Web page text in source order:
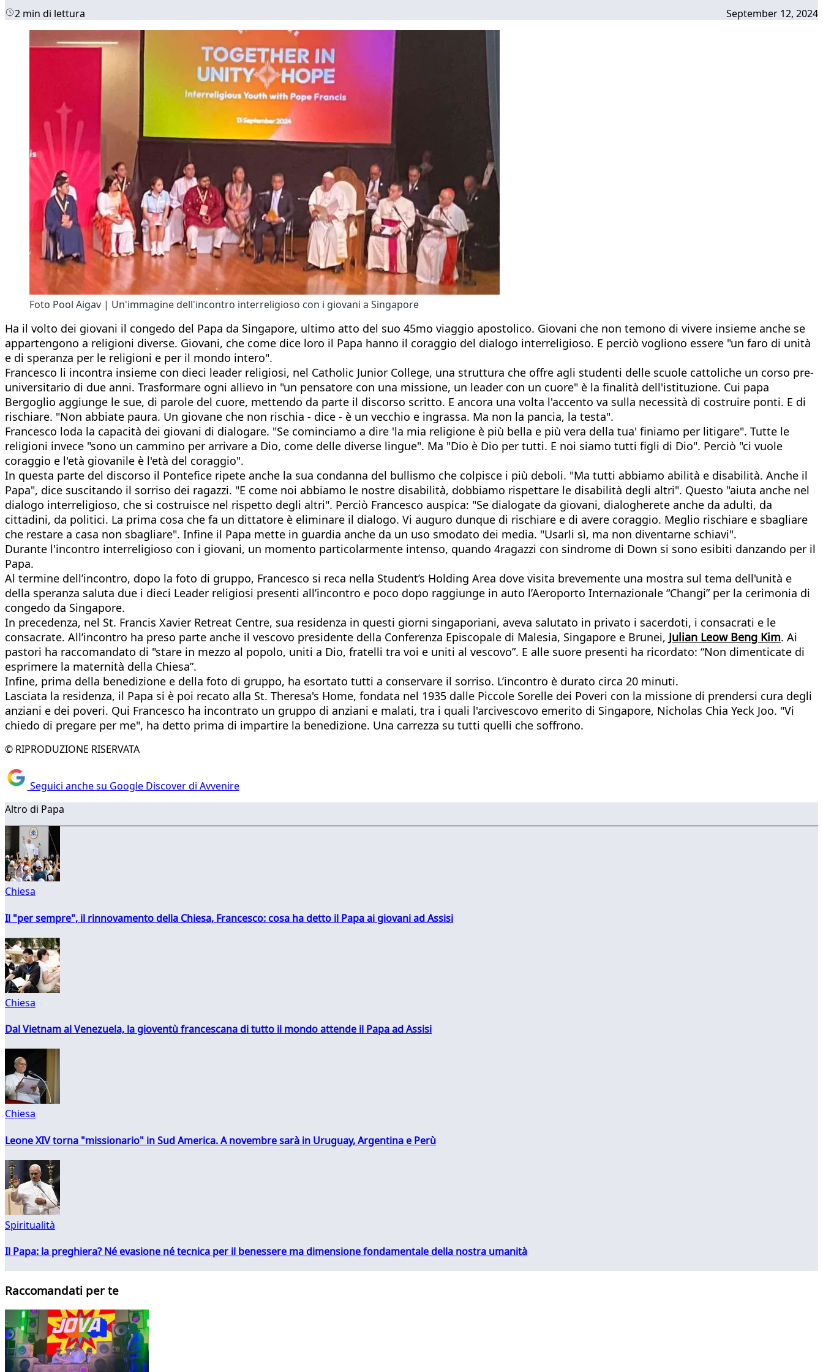
2 min di lettura September 12, 2024
Foto Pool Aigav | Un'immagine dell'incontro interreligioso con i giovani a Singapore
Ha il volto dei giovani il congedo del Papa da Singapore, ultimo atto del suo 45mo viaggio apostolico. Giovani che non temono di vivere insieme anche se
appartengono a religioni diverse. Giovani, che come dice loro il Papa hanno il coraggio del dialogo interreligioso. E perciò vogliono essere "un faro di unità
e di speranza per le religioni e per il mondo intero".
Francesco li incontra insieme con dieci leader religiosi, nel Catholic Junior College, una struttura che offre agli studenti delle scuole cattoliche un corso pre-
universitario di due anni. Trasformare ogni allievo in "un pensatore con una missione, un leader con un cuore" è la finalità dell'istituzione. Cui papa
Bergoglio aggiunge le sue, di parole del cuore, mettendo da parte il discorso scritto. E ancora una volta l'accento va sulla necessità di costruire ponti. E di
rischiare. "Non abbiate paura. Un giovane che non rischia - dice - è un vecchio e ingrassa. Ma non la pancia, la testa".
Francesco loda la capacità dei giovani di dialogare. "Se cominciamo a dire 'la mia religione è più bella e più vera della tua' finiamo per litigare". Tutte le
religioni invece "sono un cammino per arrivare a Dio, come delle diverse lingue". Ma "Dio è Dio per tutti. E noi siamo tutti figli di Dio". Perciò "ci vuole
coraggio e l'età giovanile è l'età del coraggio".
In questa parte del discorso il Pontefice ripete anche la sua condanna del bullismo che colpisce i più deboli. "Ma tutti abbiamo abilità e disabilità. Anche il
Papa", dice suscitando il sorriso dei ragazzi. "E come noi abbiamo le nostre disabilità, dobbiamo rispettare le disabilità degli altri". Questo "aiuta anche nel
dialogo interreligioso, che si costruisce nel rispetto degli altri". Perciò Francesco auspica: "Se dialogate da giovani, dialogherete anche da adulti, da
cittadini, da politici. La prima cosa che fa un dittatore è eliminare il dialogo. Vi auguro dunque di rischiare e di avere coraggio. Meglio rischiare e sbagliare
che restare a casa non sbagliare". Infine il Papa mette in guardia anche da un uso smodato dei media. "Usarli sì, ma non diventarne schiavi".
Durante l'incontro interreligioso con i giovani, un momento particolarmente intenso, quando 4ragazzi con sindrome di Down si sono esibiti danzando per il
Papa.
Al termine dell’incontro, dopo la foto di gruppo, Francesco si reca nella Student’s Holding Area dove visita brevemente una mostra sul tema dell'unità e
della speranza saluta due i dieci Leader religiosi presenti all’incontro e poco dopo raggiunge in auto l’Aeroporto Internazionale “Changi” per la cerimonia di
congedo da Singapore.
In precedenza, nel St. Francis Xavier Retreat Centre, sua residenza in questi giorni singaporiani, aveva salutato in privato i sacerdoti, i consacrati e le
consacrate. All’incontro ha preso parte anche il vescovo presidente della Conferenza Episcopale di Malesia, Singapore e Brunei, Julian Leow Beng Kim. Ai
pastori ha raccomandato di "stare in mezzo al popolo, uniti a Dio, fratelli tra voi e uniti al vescovo”. E alle suore presenti ha ricordato: “Non dimenticate di
esprimere la maternità della Chiesa”.
Infine, prima della benedizione e della foto di gruppo, ha esortato tutti a conservare il sorriso. L’incontro è durato circa 20 minuti.
Lasciata la residenza, il Papa si è poi recato alla St. Theresa's Home, fondata nel 1935 dalle Piccole Sorelle dei Poveri con la missione di prendersi cura degli
anziani e dei poveri. Qui Francesco ha incontrato un gruppo di anziani e malati, tra i quali l'arcivescovo emerito di Singapore, Nicholas Chia Yeck Joo. "Vi
chiedo di pregare per me", ha detto prima di impartire la benedizione. Una carrezza su tutti quelli che soffrono.
© RIPRODUZIONE RISERVATA
Seguici anche su Google Discover di Avvenire
Altro di Papa
Chiesa
Il "per sempre", il rinnovamento della Chiesa, Francesco: cosa ha detto il Papa ai giovani ad Assisi
Chiesa
Dal Vietnam al Venezuela, la gioventù francescana di tutto il mondo attende il Papa ad Assisi
Chiesa
Leone XIV torna "missionario" in Sud America. A novembre sarà in Uruguay, Argentina e Perù
Spiritualità
Il Papa: la preghiera? Né evasione né tecnica per il benessere ma dimensione fondamentale della nostra umanità
Raccomandati per te